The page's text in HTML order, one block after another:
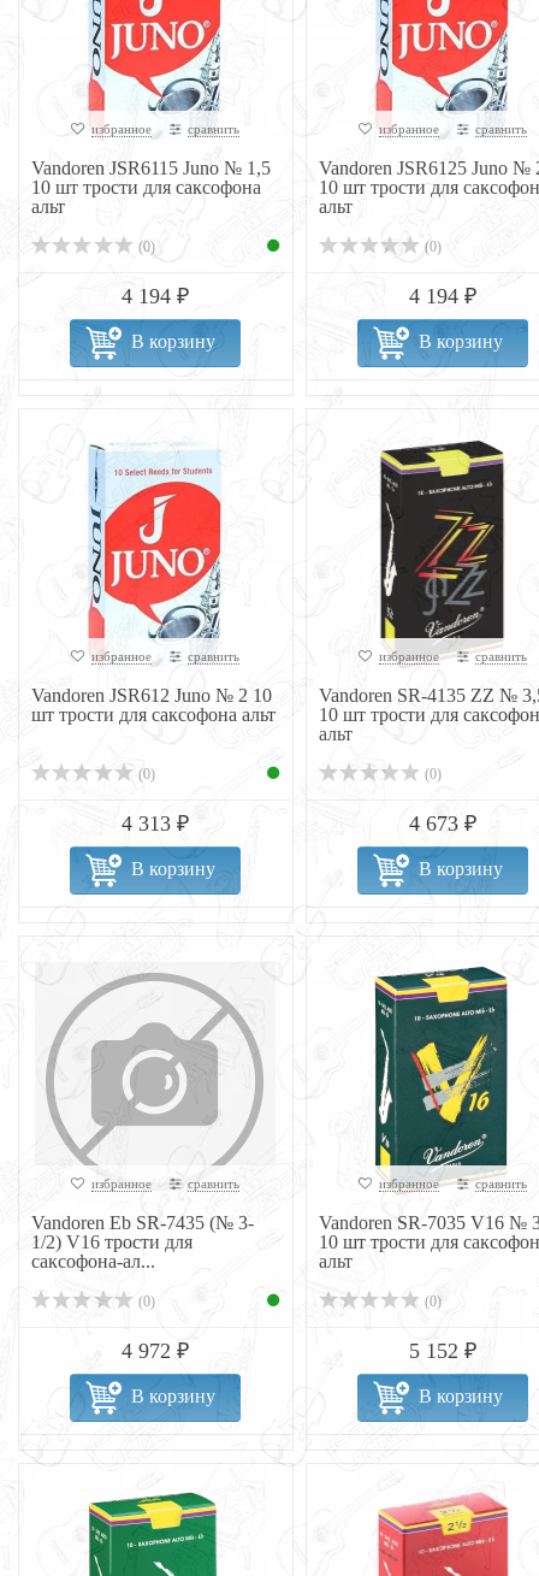
избранное сравнить
Vandoren JSR6115 Juno № 1,5
10 шт трости для саксофона
альт
(0)
4 194 ₽
В корзину
избранное сравнить
Vandoren JSR6125 Juno №
10 шт трости для
альт
(0)
4 194 ₽
В корзину
избранное сравнить
Vandoren JSR612 Juno № 2 10
шт трости для саксофона альт
(0)
4 313 ₽
В корзину
избранное сравнить
Vandoren SR-4135 ZZ №
10 шт трости для
альт
(0)
4 673 ₽
В корзину
избранное сравнить
Vandoren Eb SR-7435 (№ 3-
1/2) V16 трости для
саксофона-ал...
(0)
4 972 ₽
В корзину
избранное сравнить
Vandoren SR-7035 V16 №
10 шт трости для
альт
(0)
5 152 ₽
В корзину